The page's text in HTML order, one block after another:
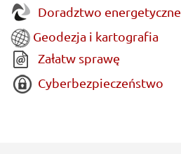
Doradztwo energetyczne
Geodezja i kartografia
Załatw sprawę
Cyberbezpieczeństwo